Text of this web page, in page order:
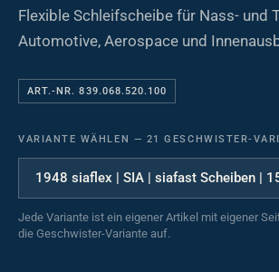
Flexible Schleifscheibe für Nass- und
Automotive, Aerospace und
ART.-NR. 839.068.520.100
VARIANTE WÄHLEN — 21 GESCHWISTER-
Jede Variante ist ein eigener Artikel mit eigener
die Geschwister-Variante auf.